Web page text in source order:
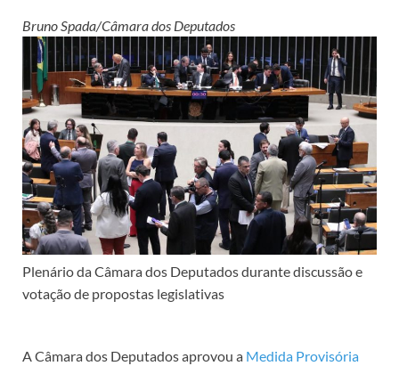
Bruno Spada/Câmara dos Deputados
Plenário da Câmara dos Deputados durante discussão e
votação de propostas legislativas
A Câmara dos Deputados aprovou a Medida Provisória